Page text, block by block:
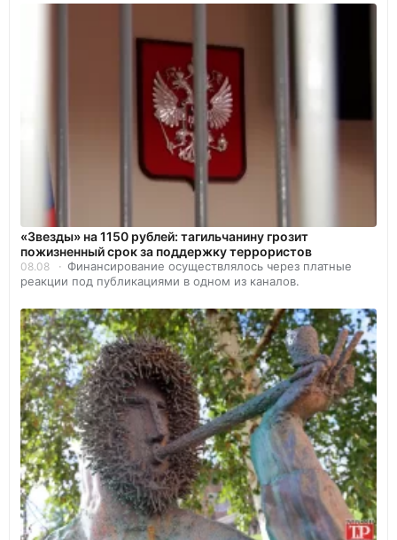
«Звезды» на 1150 рублей: тагильчанину грозит
пожизненный срок за поддержку террористов
08.08
Финансирование осуществлялось через платные
реакции под публикациями в одном из каналов.